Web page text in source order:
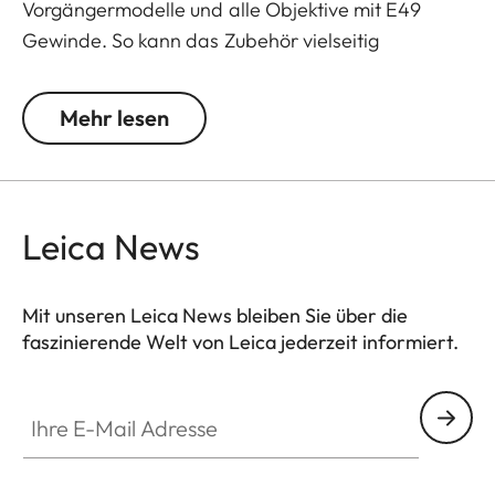
Vorgängermodelle und alle Objektive mit E49
Gewinde. So kann das Zubehör vielseitig
und Einsatzmöglichkeiten.
- Hotshoe Cover
- Soft Release Button
Die Zubehörteile sind in drei Ausführungen
Mehr lesen
Leica News
Mit unseren Leica News bleiben Sie über die
faszinierende Welt von Leica jederzeit informiert.